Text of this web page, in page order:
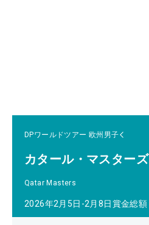
DPワールドツアー 欧州男子
カタール・マスターズ
Qatar Masters
2026年2月5日-2月8日賞金総額